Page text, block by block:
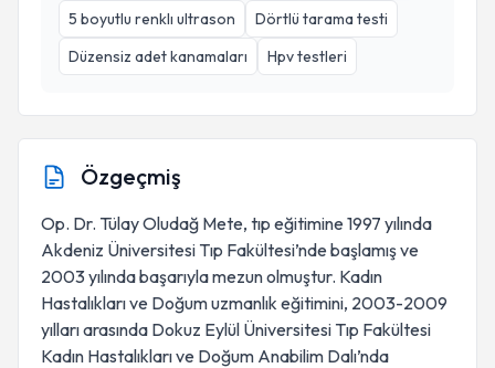
5 boyutlu renklı ultrason
Dörtlü tarama testi
Düzensiz adet kanamaları
Hpv testleri
Özgeçmiş
Op. Dr. Tülay Oludağ Mete, tıp eğitimine 1997 yılında
Akdeniz Üniversitesi Tıp Fakültesi’nde başlamış ve
2003 yılında başarıyla mezun olmuştur. Kadın
Hastalıkları ve Doğum uzmanlık eğitimini, 2003-2009
yılları arasında Dokuz Eylül Üniversitesi Tıp Fakültesi
Kadın Hastalıkları ve Doğum Anabilim Dalı’nda